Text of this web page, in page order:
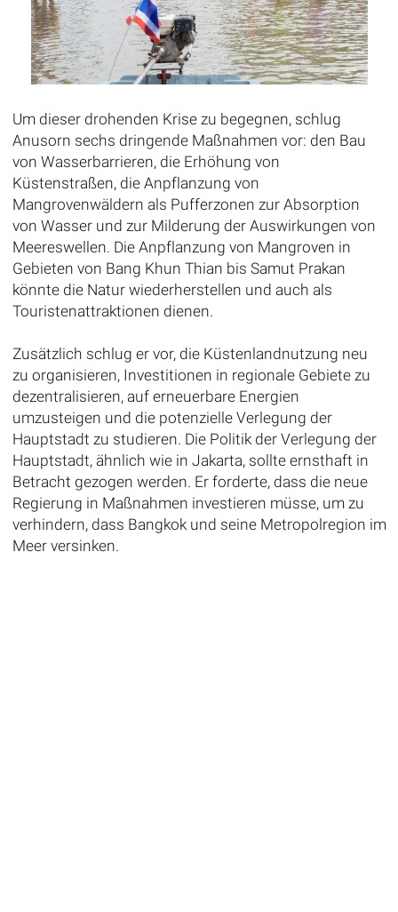
Um dieser drohenden Krise zu begegnen, schlug
Anusorn sechs dringende Maßnahmen vor: den Bau
von Wasserbarrieren, die Erhöhung von
Küstenstraßen, die Anpflanzung von
Mangrovenwäldern als Pufferzonen zur Absorption
von Wasser und zur Milderung der Auswirkungen von
Meereswellen. Die Anpflanzung von Mangroven in
Gebieten von Bang Khun Thian bis Samut Prakan
könnte die Natur wiederherstellen und auch als
Touristenattraktionen dienen.
Zusätzlich schlug er vor, die Küstenlandnutzung neu
zu organisieren, Investitionen in regionale Gebiete zu
dezentralisieren, auf erneuerbare Energien
umzusteigen und die potenzielle Verlegung der
Hauptstadt zu studieren. Die Politik der Verlegung der
Hauptstadt, ähnlich wie in Jakarta, sollte ernsthaft in
Betracht gezogen werden. Er forderte, dass die neue
Regierung in Maßnahmen investieren müsse, um zu
verhindern, dass Bangkok und seine Metropolregion im
Meer versinken.